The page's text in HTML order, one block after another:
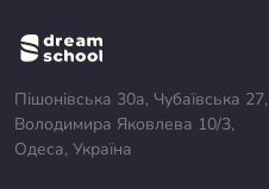
Пішонівська 30а, Чубаївська 27,
Володимира Яковлева 10/3,
Одеса, Україна